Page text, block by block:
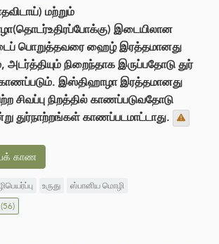
மற்றும்
இடையிலான
பொறுத்தவரை ஹைழ் இரத்தமானது
அடர்த்தியும் நிறைந்தாக இருப்பதோடு துர்
இஸ்திஹாழா இரத்தமானது
சிவப்பு நிறத்தில் காணப்படுவதோடு
துர்நாற்றங்கள் காணப்படமாட்டாது.
காண
உருது
ஸ்பானிய மொழி